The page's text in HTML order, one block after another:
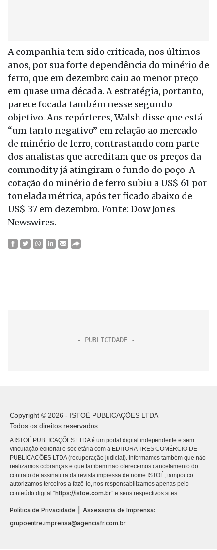
A companhia tem sido criticada, nos últimos
anos, por sua forte dependência do minério de
ferro, que em dezembro caiu ao menor preço
em quase uma década. A estratégia, portanto,
parece focada também nesse segundo
objetivo. Aos repórteres, Walsh disse que está
“um tanto negativo” em relação ao mercado
de minério de ferro, contrastando com parte
dos analistas que acreditam que os preços da
commodity já atingiram o fundo do poço. A
cotação do minério de ferro subiu a US$ 61 por
tonelada métrica, após ter ficado abaixo de
US$ 37 em dezembro. Fonte: Dow Jones
Newswires.
Copyright © 2026 - ISTOÉ PUBLICAÇÕES LTDA
Todos os direitos reservados.
A ISTOÉ PUBLICAÇÕES LTDA é um portal digital independente e sem
vinculação editorial e societária com a EDITORA TRES COMÉRCIO DE
PUBLICACÕES LTDA (recuperação judicial). Informamos também que não
realizamos cobranças e que também não oferecemos cancelamento do
contrato de assinatura da revista impressa de nome ISTOÉ, tampouco
autorizamos terceiros a fazê-lo, nos responsabilizamos apenas pelo
conteúdo digital “https://istoe.com.br” e seus respectivos sites.
Política de Privacidade
Assessoria de Imprensa:
grupoentre.imprensa@agenciafr.com.br